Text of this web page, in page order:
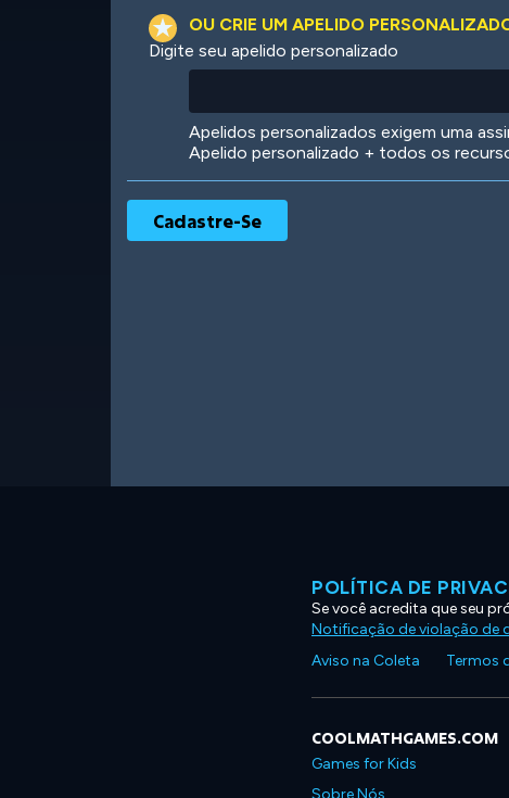
OU CRIE UM APELIDO
Digite seu apelido personalizado
Apelidos personalizados exigem uma
Apelido personalizado + todos os
POLÍTICA DE
Se você acredita que seu
Notificação de violação de
Aviso na Coleta
Termos
COOLMATHGAMES.COM
Games for Kids
Sobre Nós